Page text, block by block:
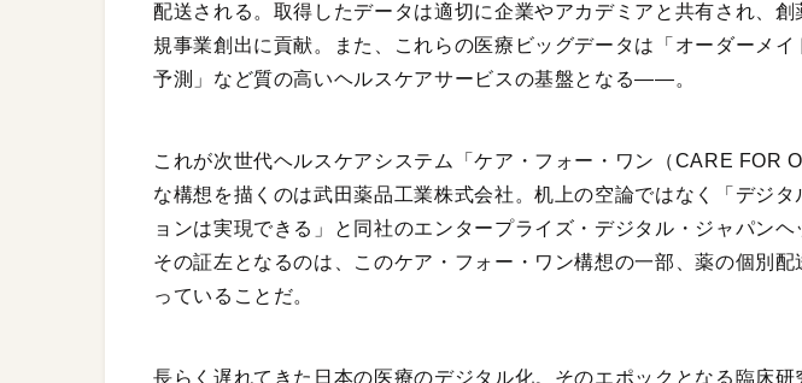
配送される。取得したデータは適切に企業やアカデミアと共有され、
規事業創出に貢献。また、これらの医療ビッグデータは「オーダーメ
予測」など質の高いヘルスケアサービスの基盤となる——。
これが次世代ヘルスケアシステム「ケア・フォー・ワン（CARE FOR
な構想を描くのは武田薬品工業株式会社。机上の空論ではなく「デジ
ョンは実現できる」と同社のエンタープライズ・デジタル・ジャパンヘ
その証左となるのは、このケア・フォー・ワン構想の一部、薬の個別
っていることだ。
長らく遅れてきた日本の医療のデジタル化。そのエポックとなる臨床研